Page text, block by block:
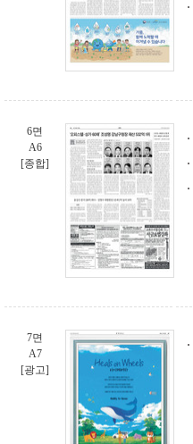
6면
A6
[종합]
7면
A7
[광고]